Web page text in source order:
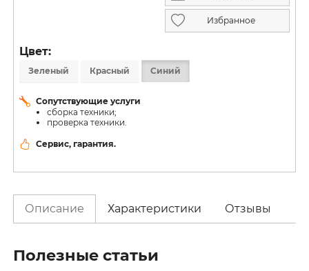
Избранное
Цвет:
Зеленый Красный Синий
Сопутствующие услуги
сборка техники;
проверка техники.
Сервис, гарантия.
Описание Характеристики Отзывы
Полезные статьи